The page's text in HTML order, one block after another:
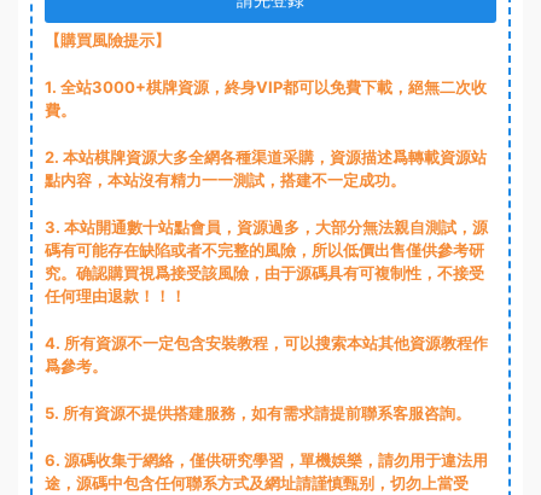
【購買風險提示】
1. 全站3000+棋牌資源，終身VIP都可以免費下載，絕無二次收
費。
2. 本站棋牌資源大多全網各種渠道采購，資源描述爲轉載資源站
點内容，本站沒有精力一一測試，搭建不一定成功。
3. 本站開通數十站點會員，資源過多，大部分無法親自測試，源
碼有可能存在缺陷或者不完整的風險，所以低價出售僅供參考研
究。确認購買視爲接受該風險，由于源碼具有可複制性，不接受
任何理由退款！！！
4. 所有資源不一定包含安裝教程，可以搜索本站其他資源教程作
爲參考。
5. 所有資源不提供搭建服務，如有需求請提前聯系客服咨詢。
6. 源碼收集于網絡，僅供研究學習，單機娛樂，請勿用于違法用
途，源碼中包含任何聯系方式及網址請謹慎甄别，切勿上當受